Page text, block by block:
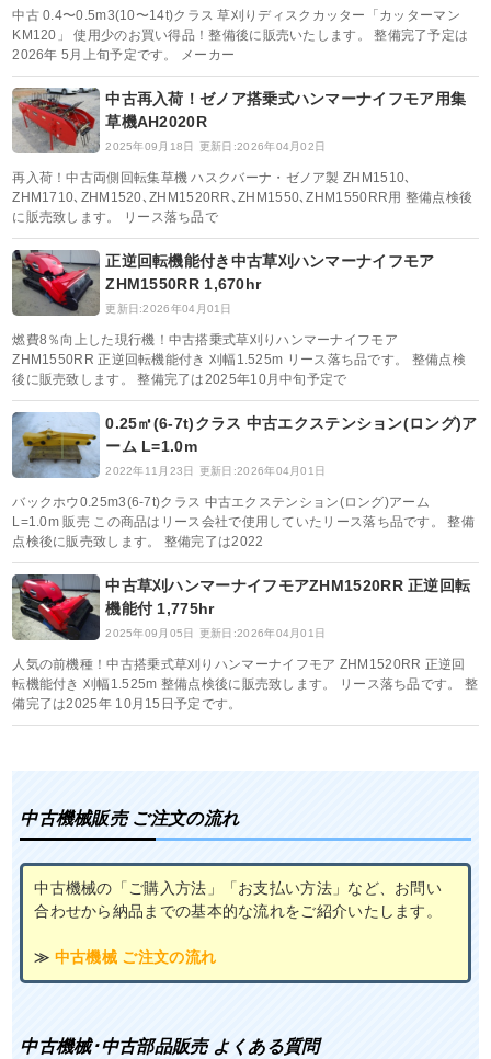
中古 0.4〜0.5m3(10〜14t)クラス 草刈りディスクカッター「カッターマン
KM120」 使用少のお買い得品！整備後に販売いたします。 整備完了予定は
2026年 5月上旬予定です。 メーカー
中古再入荷！ゼノア搭乗式ハンマーナイフモア用集
草機AH2020R
2025年09月18日 更新日:2026年04月02日
再入荷！中古両側回転集草機 ハスクバーナ・ゼノア製 ZHM1510､
ZHM1710､ZHM1520､ZHM1520RR､ZHM1550､ZHM1550RR用 整備点検後
に販売致します。 リース落ち品で
正逆回転機能付き中古草刈ハンマーナイフモア
ZHM1550RR 1,670hr
更新日:2026年04月01日
燃費8％向上した現行機！中古搭乗式草刈りハンマーナイフモア
ZHM1550RR 正逆回転機能付き 刈幅1.525m リース落ち品です。 整備点検
後に販売致します。 整備完了は2025年10月中旬予定で
0.25㎥(6-7t)クラス 中古エクステンション(ロング)ア
ーム L=1.0m
2022年11月23日 更新日:2026年04月01日
バックホウ0.25m3(6-7t)クラス 中古エクステンション(ロング)アーム
L=1.0m 販売 この商品はリース会社で使用していたリース落ち品です。 整備
点検後に販売致します。 整備完了は2022
中古草刈ハンマーナイフモアZHM1520RR 正逆回転
機能付 1,775hr
2025年09月05日 更新日:2026年04月01日
人気の前機種！中古搭乗式草刈りハンマーナイフモア ZHM1520RR 正逆回
転機能付き 刈幅1.525m 整備点検後に販売致します。 リース落ち品です。 整
備完了は2025年 10月15日予定です。
中古機械販売 ご注文の流れ
中古機械の「ご購入方法」「お支払い方法」など、お問い
合わせから納品までの基本的な流れをご紹介いたします。
≫ 中古機械 ご注文の流れ
中古機械･中古部品販売 よくある質問